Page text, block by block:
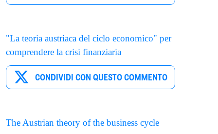
"La teoria austriaca del ciclo economico" per
comprendere la crisi finanziaria
CONDIVIDI CON QUESTO COMMENTO
The Austrian theory of the business cycle